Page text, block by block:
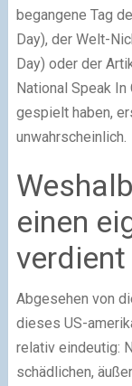
begangene Tag
Day), der Welt-
Day) oder der
National Speak
gespielt haben,
unwahrscheinlich.
einen
verdient
Abgesehen von
dieses US-
relativ eindeutig:
schädlichen,